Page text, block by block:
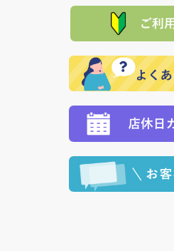
れの生産メーカーからお客様
で、 それぞれ個別に送料が
品代金を返金いたします。）
その際は誠に申し訳ありませ
願いいたします。
た場合、お客様からの ご入
定された場合は、準備出来次
ます。 （到着日指定をされ
程に合わせてお届けいたしま